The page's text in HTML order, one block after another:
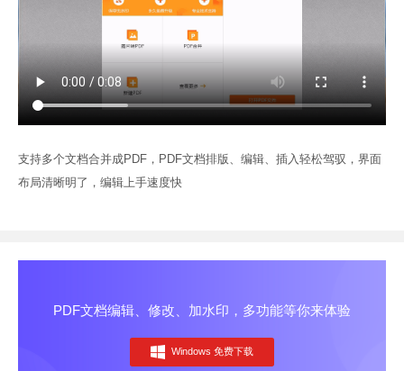
支持多个文档合并成PDF，PDF文档排版、编辑、插入轻松驾驭，界面
布局清晰明了，编辑上手速度快
PDF文档编辑、修改、加水印，多功能等你来体验
Windows 免费下载